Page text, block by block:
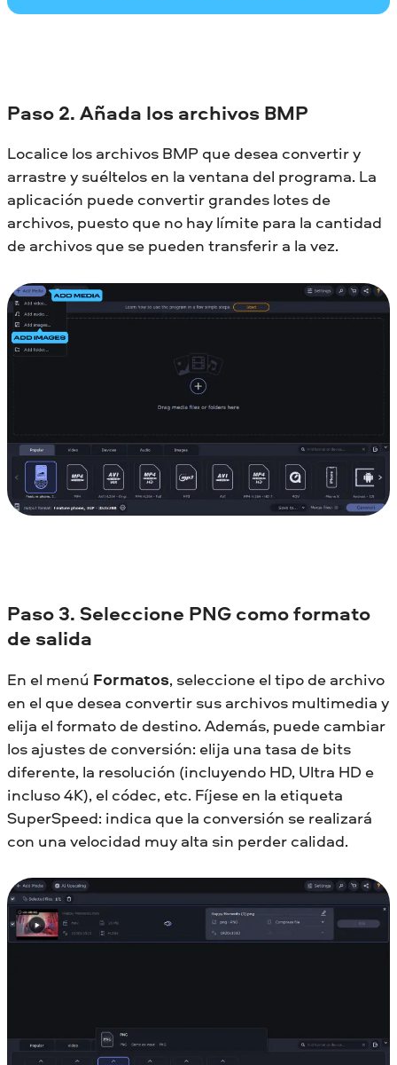
Paso 2. Añada los archivos BMP
Localice los archivos BMP que desea convertir y
arrastre y suéltelos en la ventana del programa. La
aplicación puede convertir grandes lotes de
archivos, puesto que no hay límite para la cantidad
de archivos que se pueden transferir a la vez.
Paso 3. Seleccione PNG como formato
de salida
En el menú Formatos, seleccione el tipo de archivo
en el que desea convertir sus archivos multimedia y
elija el formato de destino. Además, puede cambiar
los ajustes de conversión: elija una tasa de bits
diferente, la resolución (incluyendo HD, Ultra HD e
incluso 4K), el códec, etc. Fíjese en la etiqueta
SuperSpeed: indica que la conversión se realizará
con una velocidad muy alta sin perder calidad.